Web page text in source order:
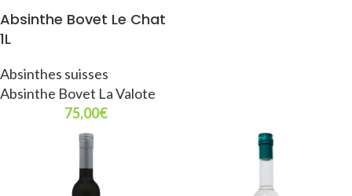
Absinthe Bovet Le Chat
1L
Absinthes suisses
Absinthe Bovet La Valote
75,00€